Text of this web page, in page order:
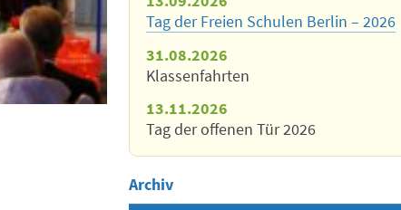
Tag der Freien Schulen Berlin – 2026
31.08.2026
Klassenfahrten
13.11.2026
Tag der offenen Tür 2026
Archiv